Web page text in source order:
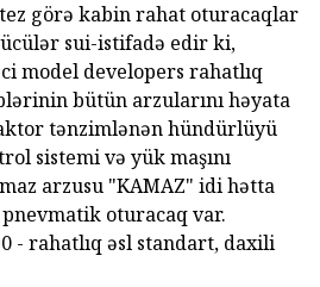
görə kabin rahat oturacaqlar
sui-istifadə edir ki,
model developers rahatlıq
bütün arzularını həyata
tənzimlənən hündürlüyü
sistemi və yük maşını
arzusu "KAMAZ" idi hətta
oturacaq var.
- rahatlıq əsl standart, daxili